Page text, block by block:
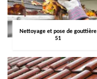
Nettoyage et pose de gouttière
51